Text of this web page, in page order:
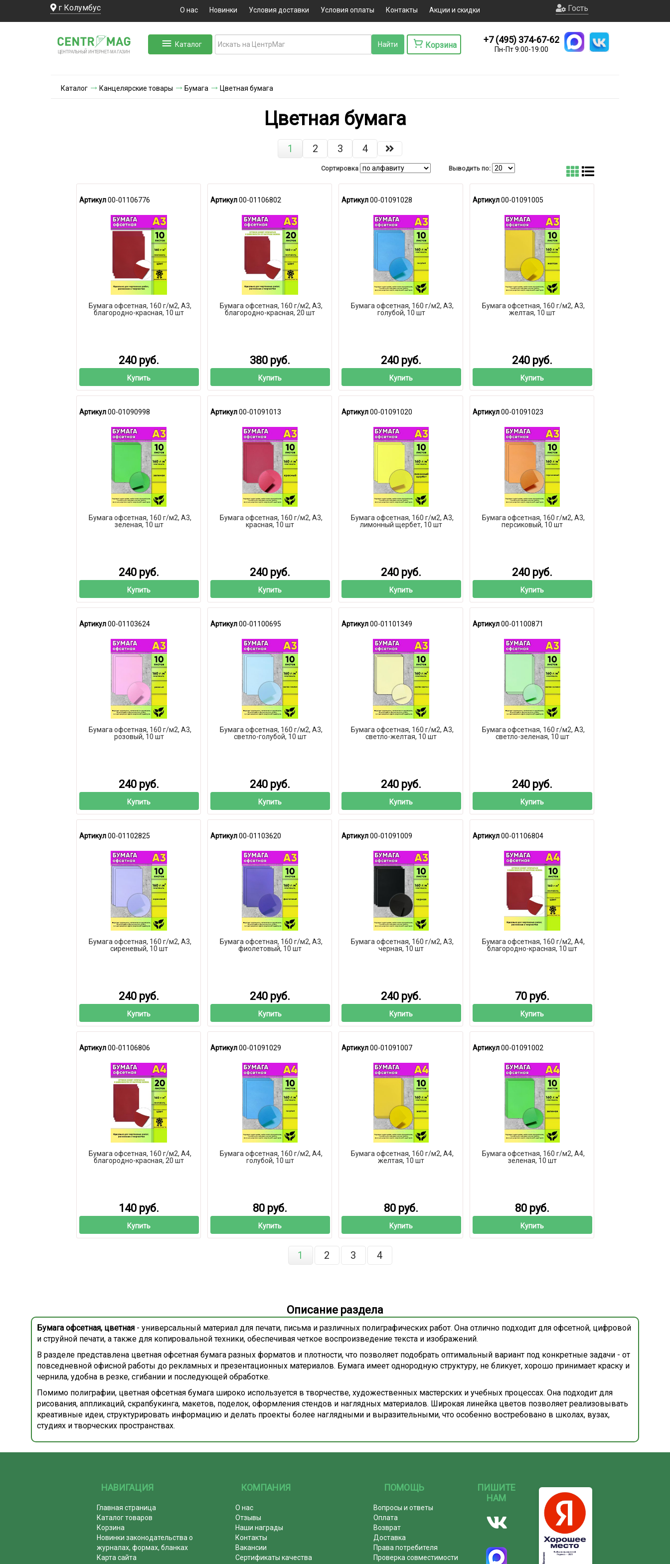
г Колумбус О нас Новинки Условия доставки Условия оплаты Контакты Акции и скидки Гость
ЦЕНТРАЛЬНЫЙ ИНТЕРНЕТ-МА ГАЗИН
Каталог Корзина
+7 (495) 374-67-62
Пн-Пт 9:00-19:00
Каталог Канцелярские товары Бумага Цветная бумага
Цветная бумага
1 2 3 4
Сортировка Выводить по:
Артикул00-01106776
Бумага офсетная, 160 г/м2, А3,
благородно-красная, 10 шт
240 руб.
Купить
Артикул00-01106802
Бумага офсетная, 160 г/м2, А3,
благородно-красная, 20 шт
380 руб.
Купить
Артикул00-01091028
Бумага офсетная, 160 г/м2, А3,
голубой, 10 шт
240 руб.
Купить
Артикул00-01091005
Бумага офсетная, 160 г/м2, А3,
желтая, 10 шт
240 руб.
Купить
Артикул00-01090998
Бумага офсетная, 160 г/м2, А3,
зеленая, 10 шт
240 руб.
Купить
Артикул00-01091013
Бумага офсетная, 160 г/м2, А3,
красная, 10 шт
240 руб.
Купить
Артикул00-01091020
Бумага офсетная, 160 г/м2, А3,
лимонный щербет, 10 шт
240 руб.
Купить
Артикул00-01091023
Бумага офсетная, 160 г/м2, А3,
персиковый, 10 шт
240 руб.
Купить
Артикул00-01103624
Бумага офсетная, 160 г/м2, А3,
розовый, 10 шт
240 руб.
Купить
Артикул00-01100695
Бумага офсетная, 160 г/м2, А3,
светло-голубой, 10 шт
240 руб.
Купить
Артикул00-01101349
Бумага офсетная, 160 г/м2, А3,
светло-желтая, 10 шт
240 руб.
Купить
Артикул00-01100871
Бумага офсетная, 160 г/м2, А3,
светло-зеленая, 10 шт
240 руб.
Купить
Артикул00-01102825
Бумага офсетная, 160 г/м2, А3,
сиреневый, 10 шт
240 руб.
Купить
Артикул00-01103620
Бумага офсетная, 160 г/м2, А3,
фиолетовый, 10 шт
240 руб.
Купить
Артикул00-01091009
Бумага офсетная, 160 г/м2, А3,
черная, 10 шт
240 руб.
Купить
Артикул00-01106804
Бумага офсетная, 160 г/м2, А4,
благородно-красная, 10 шт
70 руб.
Купить
Артикул00-01106806
Бумага офсетная, 160 г/м2, А4,
благородно-красная, 20 шт
140 руб.
Купить
Артикул00-01091029
Бумага офсетная, 160 г/м2, А4,
голубой, 10 шт
80 руб.
Купить
Артикул00-01091007
Бумага офсетная, 160 г/м2, А4,
желтая, 10 шт
80 руб.
Купить
Артикул00-01091002
Бумага офсетная, 160 г/м2, А4,
зеленая, 10 шт
80 руб.
Купить
1 2 3 4
Описание раздела
Бумага офсетная, цветная - универсальный материал для печати, письма и различных полиграфических работ. Она отлично подходит для офсетной, цифровой
и струйной печати, а также для копировальной техники, обеспечивая четкое воспроизведение текста и изображений.
В разделе представлена цветная офсетная бумага разных форматов и плотности, что позволяет подобрать оптимальный вариант под конкретные задачи - от
повседневной офисной работы до рекламных и презентационных материалов. Бумага имеет однородную структуру, не бликует, хорошо принимает краску и
чернила, удобна в резке, сгибании и последующей обработке.
Помимо полиграфии, цветная офсетная бумага широко используется в творчестве, художественных мастерских и учебных процессах. Она подходит для
рисования, аппликаций, скрапбукинга, макетов, поделок, оформления стендов и наглядных материалов. Широкая линейка цветов позволяет реализовывать
креативные идеи, структурировать информацию и делать проекты более наглядными и выразительными, что особенно востребовано в школах, вузах,
студиях и творческих пространствах.
НАВИГАЦИЯ
Главная страница
Каталог товаров
Корзина
Новинки законодательства о
журналах, формах, бланках
Карта сайта
КОМПАНИЯ
О нас
Отзывы
Наши награды
Контакты
Вакансии
Сертификаты качества
ПОМОЩЬ
Вопросы и ответы
Оплата
Возврат
Доставка
Права потребителя
Проверка совместимости
ПИШИТЕ
НАМ